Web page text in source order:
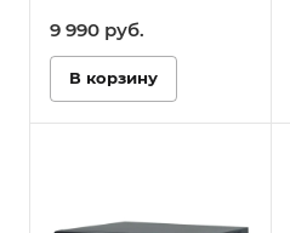
9 990 руб.
В корзину